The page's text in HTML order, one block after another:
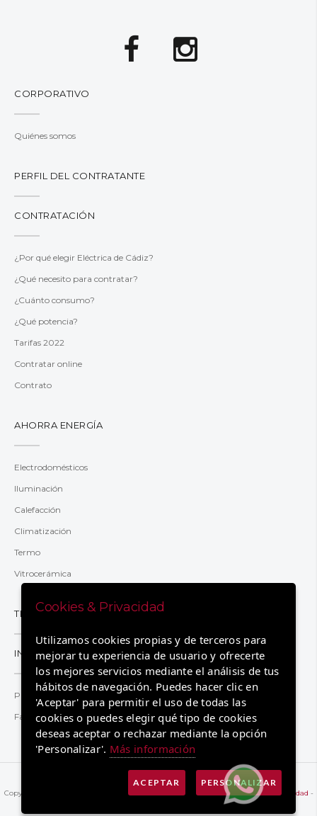
CORPORATIVO
Quiénes somos
PERFIL DEL CONTRATANTE
CONTRATACIÓN
¿Por qué elegir Eléctrica de Cádiz?
¿Qué necesito para contratar?
¿Cuánto consumo?
¿Qué potencia?
Tarifas 2022
Contratar online
Contrato
AHORRA ENERGÍA
Electrodomésticos
Iluminación
Calefacción
Climatización
Termo
Vitrocerámica
TRANSPARENCIA
INFORMACIÓN
Preguntas y respuestas
Factura 2.0TD
Copyright © 2026 Registrado por Eléctrica de Cádiz. Aviso legal- Política de privacidad -
Cookies & Privacidad
Utilizamos cookies propias y de terceros para
mejorar tu experiencia de usuario y ofrecerte
los mejores servicios mediante el análisis de tus
hábitos de navegación. Puedes hacer clic en
'Aceptar' para permitir el uso de todas las
cookies o puedes elegir qué tipo de cookies
deseas aceptar o rechazar mediante la opción
'Personalizar'. Más información
ACEPTAR PERSONALIZAR